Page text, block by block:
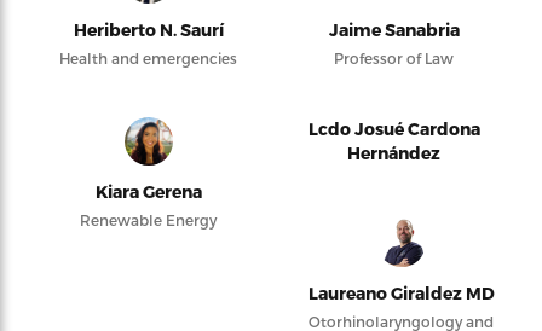
Heriberto N. Saurí
Health and emergencies
Jaime Sanabria
Professor of Law
Kiara Gerena
Renewable Energy
Lcdo Josué Cardona
Hernández
Laureano Giraldez MD
Otorhinolaryngology and